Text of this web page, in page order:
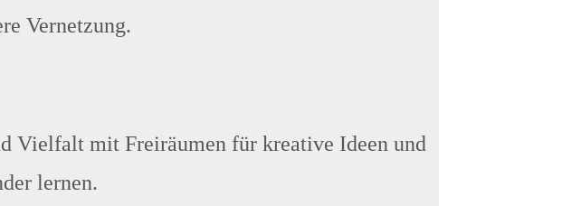
Vernetzung.
Vielfalt mit Freiräumen für kreative Ideen und
lernen.